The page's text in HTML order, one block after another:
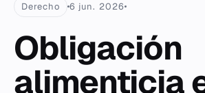
Derecho 6 jun. 2026
Obligación
alimenticia